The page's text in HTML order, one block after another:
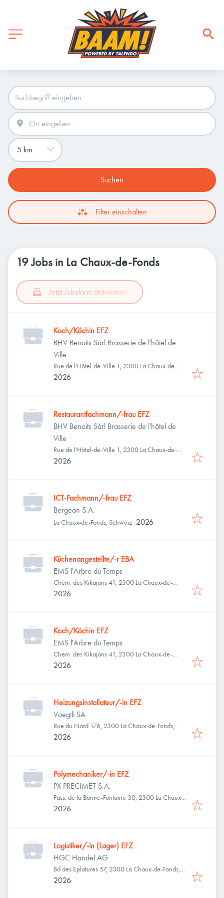
Suchen
Filter einschalten
19 Jobs in La Chaux-de-Fonds
Jetzt Jobalarm aktivieren!
Koch/Köchin EFZ
BHV Benoits Sàrl Brasserie de l'hôtel de
Ville
Rue de l'Hôtel-de-Ville 1, 2300 La Chaux-de-
Fonds, Schweiz
2026
Restaurantfachmann/-frau EFZ
BHV Benoits Sàrl Brasserie de l'hôtel de
Ville
Rue de l'Hôtel-de-Ville 1, 2300 La Chaux-de-
Fonds, Schweiz
2026
ICT-Fachmann/-frau EFZ
Bergeon S.A.
La Chaux-de-Fonds, Schweiz 2026
Küchenangestellte/-r EBA
EMS l'Arbre du Temps
Chem. des Kikajons 41, 2300 La Chaux-de-
Fonds, Schweiz
2026
Koch/Köchin EFZ
EMS l'Arbre du Temps
Chem. des Kikajons 41, 2300 La Chaux-de-
Fonds, Schweiz
2026
Heizungsinstallateur/-in EFZ
Voegtli SA
Rue du Nord 176, 2300 La Chaux-de-Fonds,
Schweiz
2026
Polymechaniker/-in EFZ
PX PRECIMET S.A.
Pass. de la Bonne-Fontaine 30, 2300 La Chaux-
de-Fonds, Schweiz
2026
Logistiker/-in (Lager) EFZ
HGC Handel AG
Bd des Eplatures 57, 2300 La Chaux-de-Fonds,
Schweiz
2026